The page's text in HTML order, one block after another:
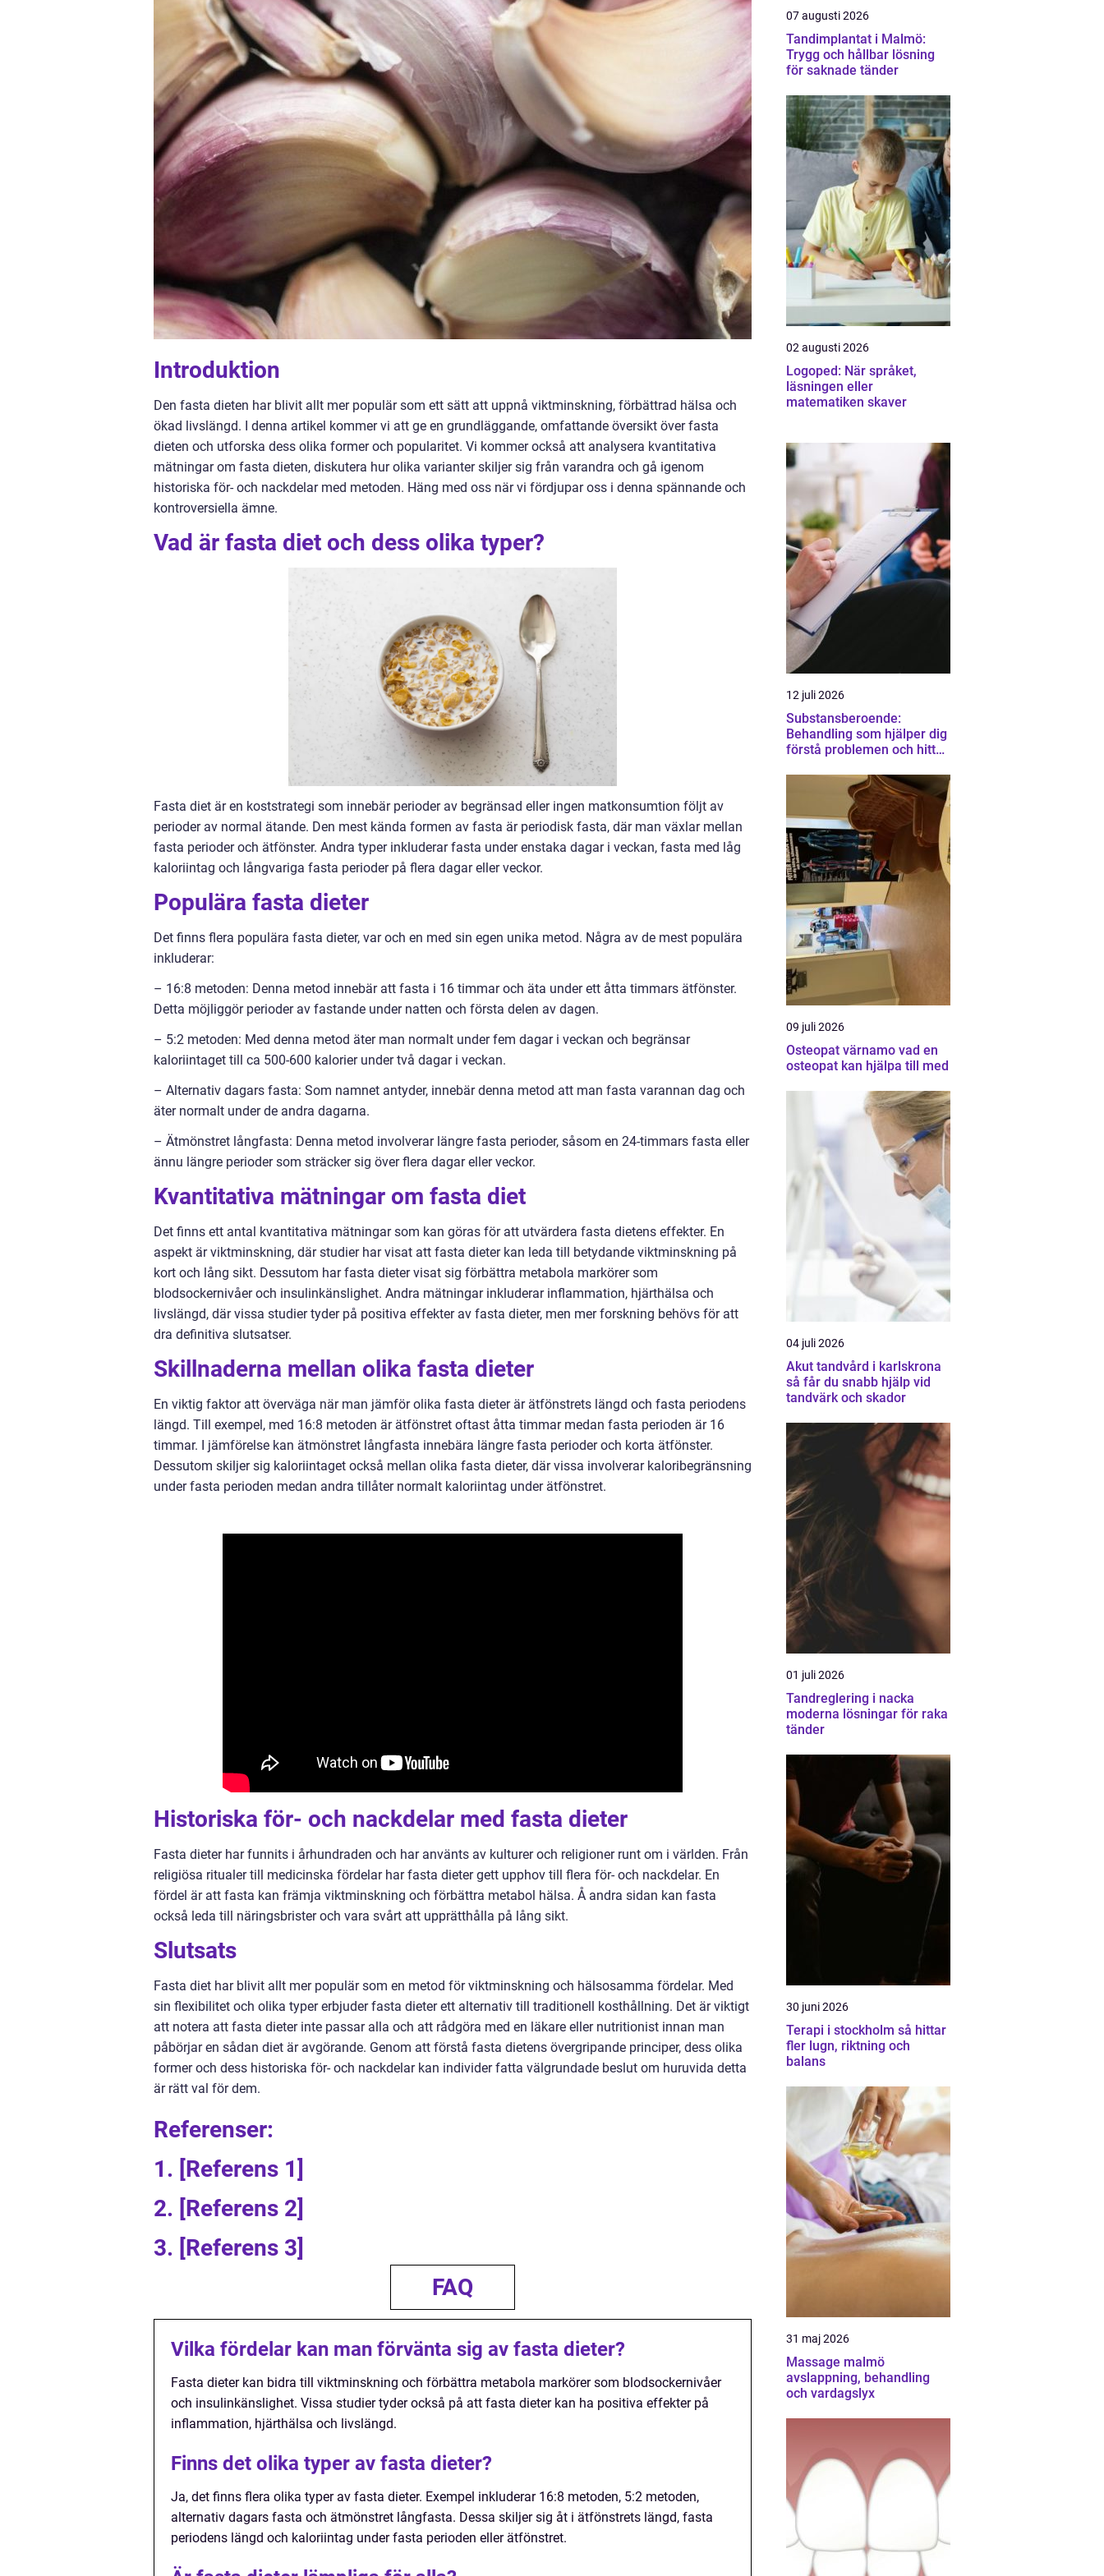
Introduktion
Den fasta dieten har blivit allt mer populär som ett sätt att uppnå viktminskning, förbättrad hälsa och
ökad livslängd. I denna artikel kommer vi att ge en grundläggande, omfattande översikt över fasta
dieten och utforska dess olika former och popularitet. Vi kommer också att analysera kvantitativa
mätningar om fasta dieten, diskutera hur olika varianter skiljer sig från varandra och gå igenom
historiska för- och nackdelar med metoden. Häng med oss när vi fördjupar oss i denna spännande och
kontroversiella ämne.
Vad är fasta diet och dess olika typer?
Fasta diet är en koststrategi som innebär perioder av begränsad eller ingen matkonsumtion följt av
perioder av normal ätande. Den mest kända formen av fasta är periodisk fasta, där man växlar mellan
fasta perioder och ätfönster. Andra typer inkluderar fasta under enstaka dagar i veckan, fasta med låg
kaloriintag och långvariga fasta perioder på flera dagar eller veckor.
Populära fasta dieter
Det finns flera populära fasta dieter, var och en med sin egen unika metod. Några av de mest populära
inkluderar:
– 16:8 metoden: Denna metod innebär att fasta i 16 timmar och äta under ett åtta timmars ätfönster.
Detta möjliggör perioder av fastande under natten och första delen av dagen.
– 5:2 metoden: Med denna metod äter man normalt under fem dagar i veckan och begränsar
kaloriintaget till ca 500-600 kalorier under två dagar i veckan.
– Alternativ dagars fasta: Som namnet antyder, innebär denna metod att man fasta varannan dag och
äter normalt under de andra dagarna.
– Ätmönstret långfasta: Denna metod involverar längre fasta perioder, såsom en 24-timmars fasta eller
ännu längre perioder som sträcker sig över flera dagar eller veckor.
Kvantitativa mätningar om fasta diet
Det finns ett antal kvantitativa mätningar som kan göras för att utvärdera fasta dietens effekter. En
aspekt är viktminskning, där studier har visat att fasta dieter kan leda till betydande viktminskning på
kort och lång sikt. Dessutom har fasta dieter visat sig förbättra metabola markörer som
blodsockernivåer och insulinkänslighet. Andra mätningar inkluderar inflammation, hjärthälsa och
livslängd, där vissa studier tyder på positiva effekter av fasta dieter, men mer forskning behövs för att
dra definitiva slutsatser.
Skillnaderna mellan olika fasta dieter
En viktig faktor att överväga när man jämför olika fasta dieter är ätfönstrets längd och fasta periodens
längd. Till exempel, med 16:8 metoden är ätfönstret oftast åtta timmar medan fasta perioden är 16
timmar. I jämförelse kan ätmönstret långfasta innebära längre fasta perioder och korta ätfönster.
Dessutom skiljer sig kaloriintaget också mellan olika fasta dieter, där vissa involverar kaloribegränsning
under fasta perioden medan andra tillåter normalt kaloriintag under ätfönstret.
Historiska för- och nackdelar med fasta dieter
Fasta dieter har funnits i århundraden och har använts av kulturer och religioner runt om i världen. Från
religiösa ritualer till medicinska fördelar har fasta dieter gett upphov till flera för- och nackdelar. En
fördel är att fasta kan främja viktminskning och förbättra metabol hälsa. Å andra sidan kan fasta
också leda till näringsbrister och vara svårt att upprätthålla på lång sikt.
Slutsats
Fasta diet har blivit allt mer populär som en metod för viktminskning och hälsosamma fördelar. Med
sin flexibilitet och olika typer erbjuder fasta dieter ett alternativ till traditionell kosthållning. Det är viktigt
att notera att fasta dieter inte passar alla och att rådgöra med en läkare eller nutritionist innan man
påbörjar en sådan diet är avgörande. Genom att förstå fasta dietens övergripande principer, dess olika
former och dess historiska för- och nackdelar kan individer fatta välgrundade beslut om huruvida detta
är rätt val för dem.
Referenser:
1. [Referens 1]
2. [Referens 2]
3. [Referens 3]
FAQ
Vilka fördelar kan man förvänta sig av fasta dieter?
Fasta dieter kan bidra till viktminskning och förbättra metabola markörer som blodsockernivåer
och insulinkänslighet. Vissa studier tyder också på att fasta dieter kan ha positiva effekter på
inflammation, hjärthälsa och livslängd.
Finns det olika typer av fasta dieter?
Ja, det finns flera olika typer av fasta dieter. Exempel inkluderar 16:8 metoden, 5:2 metoden,
alternativ dagars fasta och ätmönstret långfasta. Dessa skiljer sig åt i ätfönstrets längd, fasta
periodens längd och kaloriintag under fasta perioden eller ätfönstret.
07 augusti 2026
Tandimplantat i Malmö:
Trygg och hållbar lösning
för saknade tänder
02 augusti 2026
Logoped: När språket,
läsningen eller
matematiken skaver
12 juli 2026
Substansberoende:
Behandling som hjälper dig
förstå problemen och hitta
09 juli 2026
Osteopat värnamo vad en
osteopat kan hjälpa till med
04 juli 2026
Akut tandvård i karlskrona
så får du snabb hjälp vid
tandvärk och skador
01 juli 2026
Tandreglering i nacka
moderna lösningar för raka
tänder
30 juni 2026
Terapi i stockholm så hittar
fler lugn, riktning och
balans
31 maj 2026
Massage malmö
avslappning, behandling
och vardagslyx